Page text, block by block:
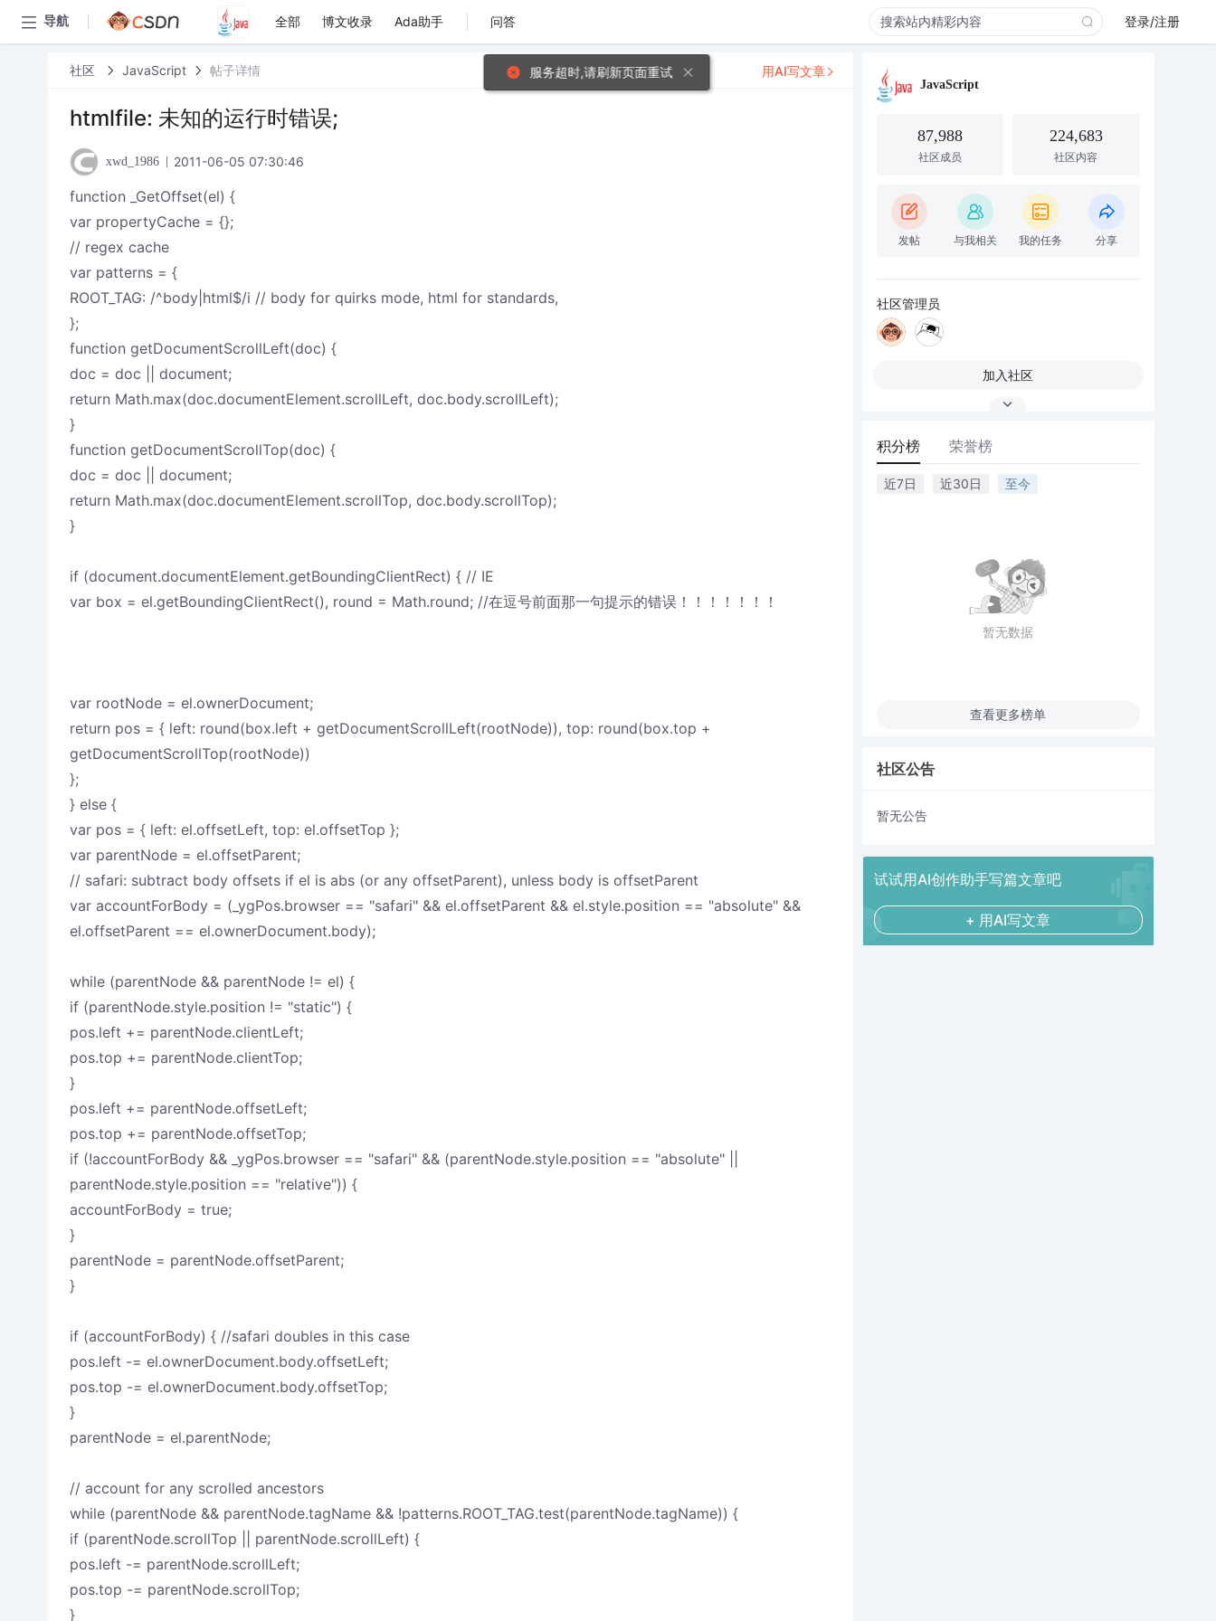
导航 全部 博文收录 Ada助手 问答 登录/注册
社区 JavaScript 帖子详情
htmlfile: 未知的运行时错误;
xwd_1986 2011-06-05 07:30:46
function _GetOffset(el) {
var propertyCache = {};
// regex cache
var patterns = {
ROOT_TAG: /^body|html$/i // body for quirks mode, html for standards,
};
function getDocumentScrollLeft(doc) {
doc = doc || document;
return Math.max(doc.documentElement.scrollLeft, doc.body.scrollLeft);
}
function getDocumentScrollTop(doc) {
doc = doc || document;
return Math.max(doc.documentElement.scrollTop, doc.body.scrollTop);
}
if (document.documentElement.getBoundingClientRect) { // IE
var box = el.getBoundingClientRect(), round = Math.round; //在逗号前面那一句提示的错误！！！！！！！
var rootNode = el.ownerDocument;
return pos = { left: round(box.left + getDocumentScrollLeft(rootNode)), top: round(box.top +
getDocumentScrollTop(rootNode))
};
} else {
var pos = { left: el.offsetLeft, top: el.offsetTop };
var parentNode = el.offsetParent;
// safari: subtract body offsets if el is abs (or any offsetParent), unless body is offsetParent
var accountForBody = (_ygPos.browser == "safari" && el.offsetParent && el.style.position == "absolute" &&
el.offsetParent == el.ownerDocument.body);
while (parentNode && parentNode != el) {
if (parentNode.style.position != "static") {
pos.left += parentNode.clientLeft;
pos.top += parentNode.clientTop;
}
pos.left += parentNode.offsetLeft;
pos.top += parentNode.offsetTop;
if (!accountForBody && _ygPos.browser == "safari" && (parentNode.style.position == "absolute" ||
parentNode.style.position == "relative")) {
accountForBody = true;
}
parentNode = parentNode.offsetParent;
}
if (accountForBody) { //safari doubles in this case
pos.left -= el.ownerDocument.body.offsetLeft;
pos.top -= el.ownerDocument.body.offsetTop;
}
parentNode = el.parentNode;
// account for any scrolled ancestors
while (parentNode && parentNode.tagName && !patterns.ROOT_TAG.test(parentNode.tagName)) {
if (parentNode.scrollTop || parentNode.scrollLeft) {
pos.left -= parentNode.scrollLeft;
pos.top -= parentNode.scrollTop;
}
用AI写文章
JavaScript
87,988
社区成员
224,683
社区内容
发帖 与我相关 我的任务 分享
社区管理员
加入社区
积分榜 荣誉榜
近7日 近30日 至今
暂无数据
查看更多榜单
社区公告
暂无公告
试试用AI创作助手写篇文章吧
+ 用AI写文章
服务超时,请刷新页面重试